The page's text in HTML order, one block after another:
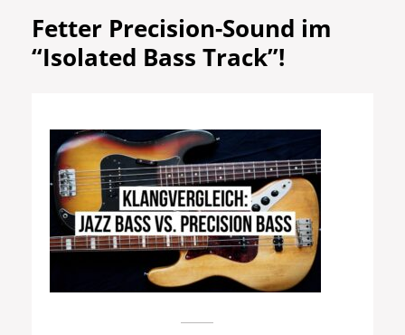
Fetter Precision-Sound im
“Isolated Bass Track”!